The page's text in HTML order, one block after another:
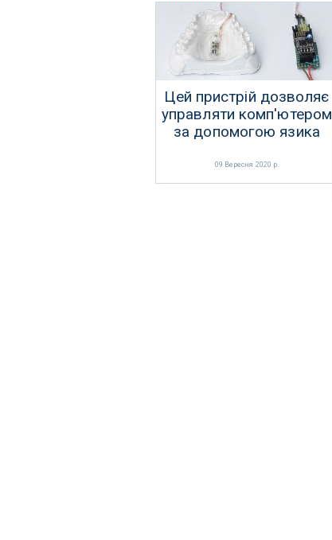
Цей пристрій дозволяє
управляти комп'ютером
за допомогою язика
09 Вересня 2020 р.